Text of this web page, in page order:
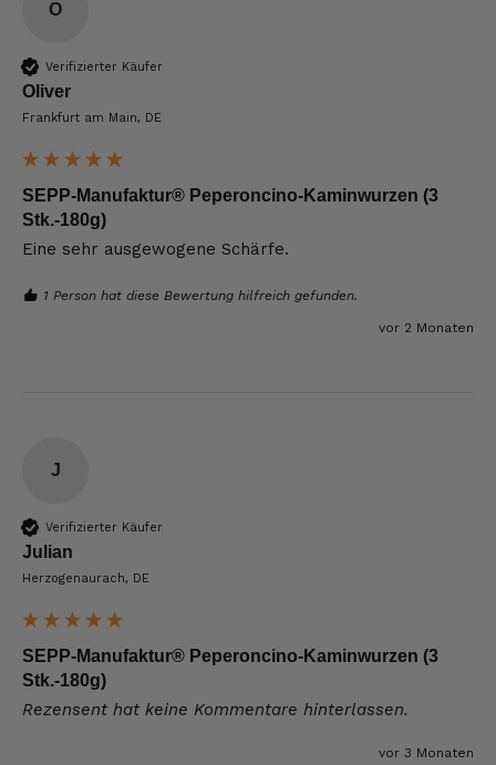
O
Verifizierter Käufer
Oliver
Frankfurt am Main, DE
SEPP-Manufaktur® Peperoncino-Kaminwurzen (3
Stk.-180g)
Eine sehr ausgewogene Schärfe.
1 Person hat diese Bewertung hilfreich gefunden.
vor 2 Monaten
J
Verifizierter Käufer
Julian
Herzogenaurach, DE
SEPP-Manufaktur® Peperoncino-Kaminwurzen (3
Stk.-180g)
Rezensent hat keine Kommentare hinterlassen.
vor 3 Monaten